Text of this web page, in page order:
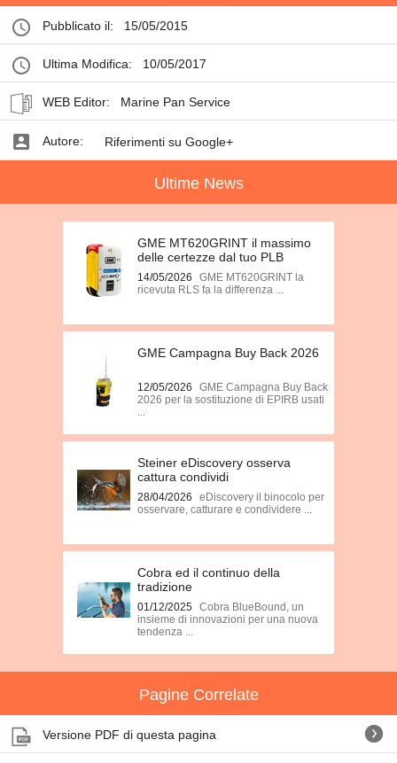
Pubblicato il: 15/05/2015
Ultima Modifica: 10/05/2017
WEB Editor: Marine Pan Service
Autore: Riferimenti su Google+
Ultime News
GME MT620GRINT il massimo
delle certezze dal tuo PLB
14/05/2026
GME MT620GRINT la
ricevuta RLS fa la differenza ...
GME Campagna Buy Back 2026
12/05/2026
GME Campagna Buy Back
2026 per la sostituzione di EPIRB usati
...
Steiner eDiscovery osserva
cattura condividi
28/04/2026
eDiscovery il binocolo per
osservare, catturare e condividere ...
Cobra ed il continuo della
tradizione
01/12/2025 Cobra BlueBound, un
insieme di innovazioni per una nuova
tendenza ...
Pagine Correlate
Versione PDF di questa pagina